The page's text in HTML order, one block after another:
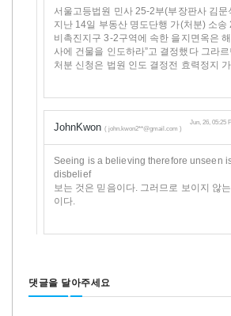
서울고등법원 민사 25-2부(부장판사 김문
지난 14일 부동산 명도단행 가(처분) 소송
비촉진지구 3-2구역에 속한 을지면옥은
사에 건물을 인도하라”고 결정했다 그라
처분 신청은 법원 인도 결정전 효력정지
JohnKwon ( john.kwon2**@gmail.com )
Jun, 26, 05:25
Seeing is a believing therefore unseen
disbelief
보는 것은 믿음이다. 그러므로 보이지 않
이다.
댓글을 달아주세요